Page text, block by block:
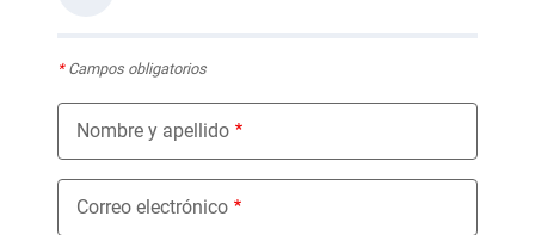
*Campos obligatorios
Nombre y apellido
Correo electrónico